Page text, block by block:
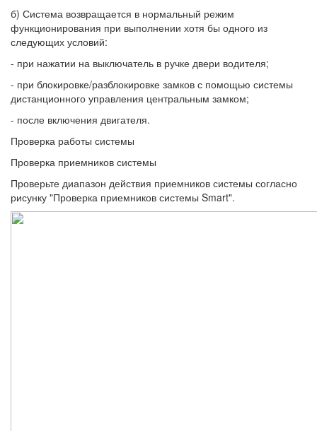
б) Система возвращается в нормальный режим
функционирования при выполнении хотя бы одного из
следующих условий:
- при нажатии на выключатель в ручке двери водителя;
- при блокировке/разблокировке замков с помощью системы
дистанционного управления центральным замком;
- после включения двигателя.
Проверка работы системы
Проверка приемников системы
Проверьте диапазон действия приемников системы согласно
рисунку "Проверка приемников системы Smart".